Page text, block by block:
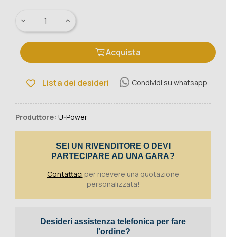
Acquista
Lista dei desideri Condividi su whatsapp
Produttore: U-Power
SEI UN RIVENDITORE O DEVI
PARTECIPARE AD UNA GARA?
Contattaci per ricevere una quotazione
personalizzata!
Desideri assistenza telefonica per fare
l'ordine?